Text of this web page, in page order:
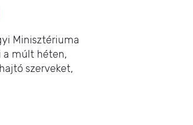
Minisztériuma
a múlt héten,
szerveket,